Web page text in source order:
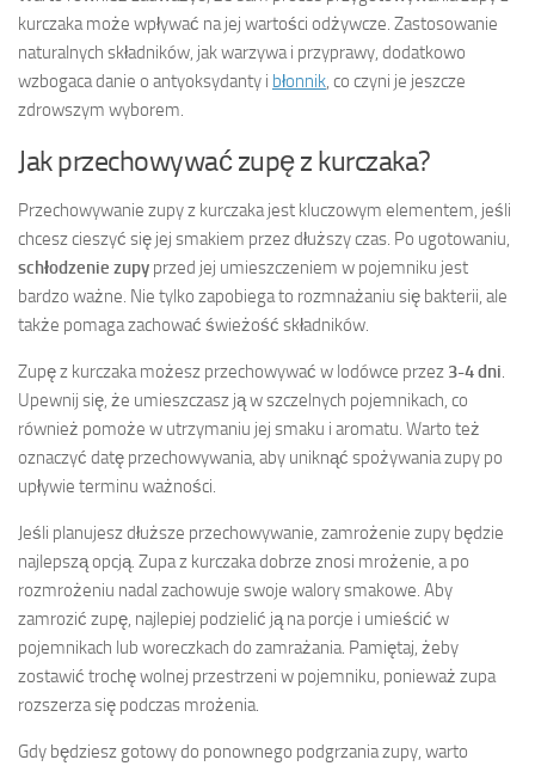
kurczaka może wpływać na jej wartości odżywcze. Zastosowanie
naturalnych składników, jak warzywa i przyprawy, dodatkowo
wzbogaca danie o antyoksydanty i błonnik, co czyni je jeszcze
zdrowszym wyborem.
Jak przechowywać zupę z kurczaka?
Przechowywanie zupy z kurczaka jest kluczowym elementem, jeśli
chcesz cieszyć się jej smakiem przez dłuższy czas. Po ugotowaniu,
schłodzenie zupy przed jej umieszczeniem w pojemniku jest
bardzo ważne. Nie tylko zapobiega to rozmnażaniu się bakterii, ale
także pomaga zachować świeżość składników.
Zupę z kurczaka możesz przechowywać w lodówce przez 3-4 dni.
Upewnij się, że umieszczasz ją w szczelnych pojemnikach, co
również pomoże w utrzymaniu jej smaku i aromatu. Warto też
oznaczyć datę przechowywania, aby uniknąć spożywania zupy po
upływie terminu ważności.
Jeśli planujesz dłuższe przechowywanie, zamrożenie zupy będzie
najlepszą opcją. Zupa z kurczaka dobrze znosi mrożenie, a po
rozmrożeniu nadal zachowuje swoje walory smakowe. Aby
zamrozić zupę, najlepiej podzielić ją na porcje i umieścić w
pojemnikach lub woreczkach do zamrażania. Pamiętaj, żeby
zostawić trochę wolnej przestrzeni w pojemniku, ponieważ zupa
rozszerza się podczas mrożenia.
Gdy będziesz gotowy do ponownego podgrzania zupy, warto